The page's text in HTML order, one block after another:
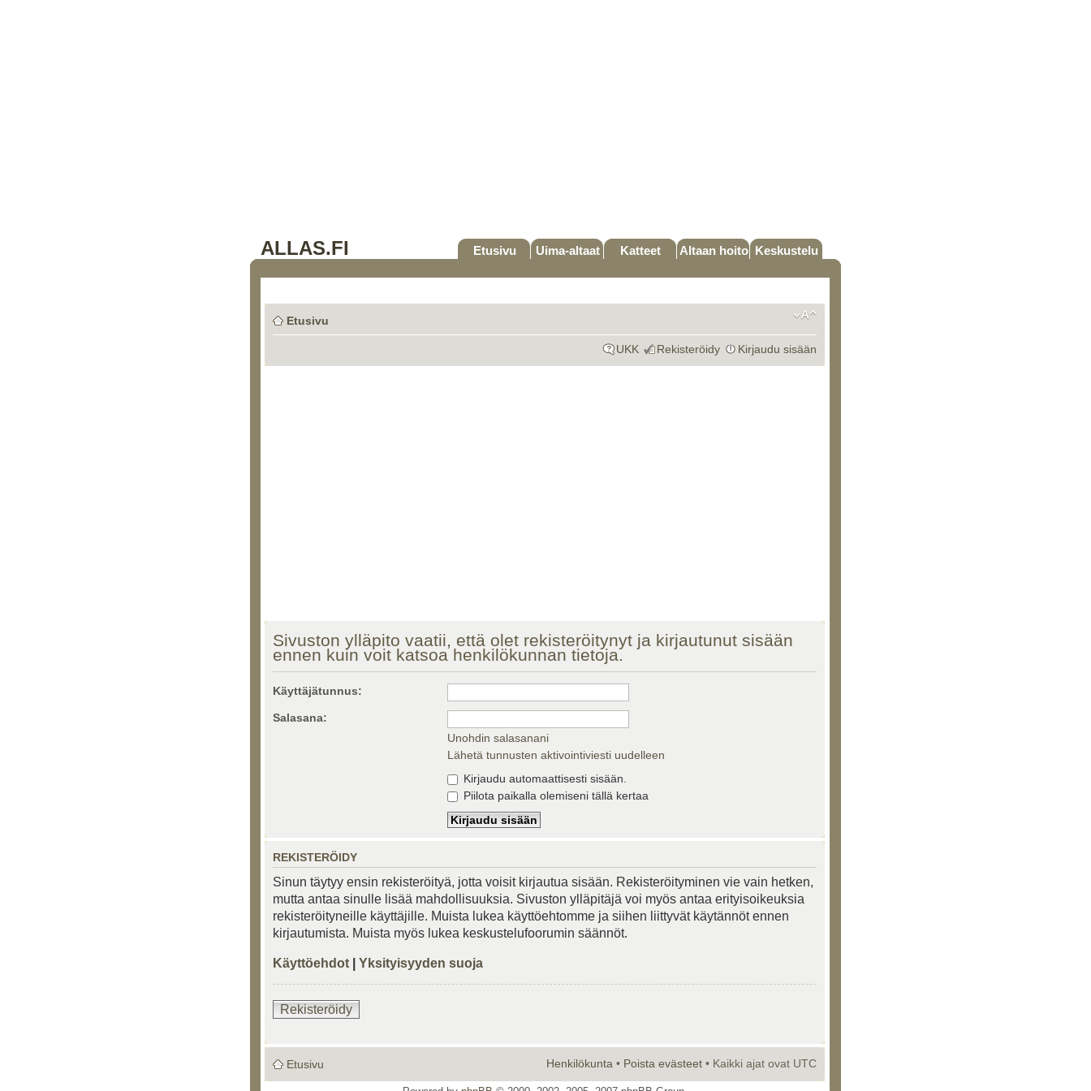
ALLAS.FI Etusivu Uima-altaat Katteet Altaan hoito Keskustelu
Etusivu
UKK Rekisteröidy Kirjaudu sisään
Sivuston ylläpito vaatii, että olet rekisteröitynyt ja kirjautunut sisään
ennen kuin voit katsoa henkilökunnan tietoja.
Käyttäjätunnus:
Salasana:
Unohdin salasanani
Lähetä tunnusten aktivointiviesti uudelleen
Kirjaudu automaattisesti sisään.
Piilota paikalla olemiseni tällä kertaa
REKISTERÖIDY
Sinun täytyy ensin rekisteröityä, jotta voisit kirjautua sisään. Rekisteröityminen vie vain hetken,
mutta antaa sinulle lisää mahdollisuuksia. Sivuston ylläpitäjä voi myös antaa erityisoikeuksia
rekisteröityneille käyttäjille. Muista lukea käyttöehtomme ja siihen liittyvät käytännöt ennen
kirjautumista. Muista myös lukea keskustelufoorumin säännöt.
Käyttöehdot Yksityisyyden suoja
Rekisteröidy
Etusivu Henkilökunta • Poista evästeet • Kaikki ajat ovat UTC